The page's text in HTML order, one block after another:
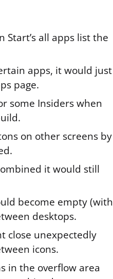
Start’s all apps list the
apps, it would just
page.
some Insiders when
on other screens by
it would still
become empty (with
desktops.
close unexpectedly
icons.
in the overflow area